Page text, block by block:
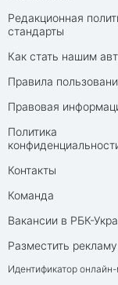
Редакционная
стандарты
Как стать нашим
Правила
Правовая
Политика
Контакты
Команда
Вакансии в РБК-
Разместить рекламу
Идентификатор